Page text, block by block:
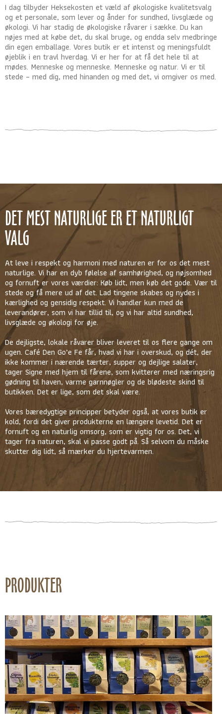
I dag tilbyder Heksekosten et væld af økologiske kvalitetsvalg
og et personale, som lever og ånder for sundhed, livsglæde og
økologi. Vi har stadig de økologiske råvarer i sække. Du kan
nøjes med at købe det, du skal bruge, og endda selv medbringe
din egen emballage. Vores butik er et intenst og meningsfuldt
øjeblik i en travl hverdag. Vi er her for at få det hele til at
mødes. Menneske og menneske. Menneske og natur. Vi er til
stede – med dig, med hinanden og med det, vi omgiver os med.
DET MEST NATURLIGE ER ET NATURLIGT
VALG
At leve i respekt og harmoni med naturen er for os det mest
naturlige. Vi har en dyb følelse af samhørighed, og nøjsomhed
og fornuft er vores værdier: Køb lidt, men køb det gode. Vær til
stede og få mere ud af det. Lad tingene skabes og nydes i
kærlighed og gensidig respekt. Vi handler kun med de
leverandører, som vi har tillid til, og vi har altid sundhed,
livsglæde og økologi for øje.
De dejligste, lokale råvarer bliver leveret til os flere gange om
ugen. Café Den Go’e Fe får, hvad vi har i overskud, og dét, der
ikke kommer i nærende tærter, supper og dejlige salater,
tager Signe med hjem til fårene, som kvitterer med næringsrig
gødning til haven, varme garnnøgler og de blødeste skind til
butikken. Det er lige, som det skal være.
Vores bæredygtige principper betyder også, at vores butik er
kold, fordi det giver produkterne en længere levetid. Det er
fornuft og en naturlig omsorg, som er vigtig for os. Det, vi
tager fra naturen, skal vi passe godt på. Så selvom du måske
skutter dig lidt, så mærker du hjertevarmen.
PRODUKTER